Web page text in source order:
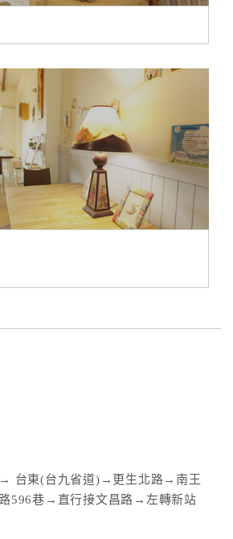
台東(台九省道)→更生北路→南王
596巷→直行接文昌路→左轉新站